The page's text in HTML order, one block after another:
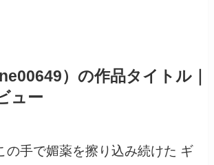
）の作品タイトル｜
ュー
の手で媚薬を擦り込み続けた ギ